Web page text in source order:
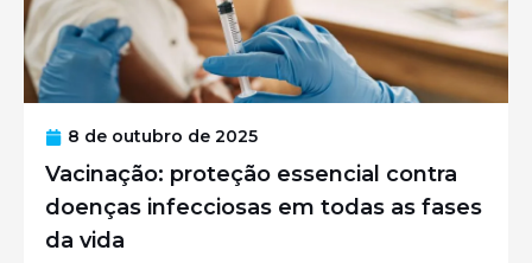
8 de outubro de 2025
Vacinação: proteção essencial contra
doenças infecciosas em todas as fases
da vida